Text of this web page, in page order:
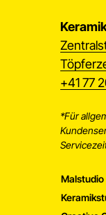
+41 77
*Für